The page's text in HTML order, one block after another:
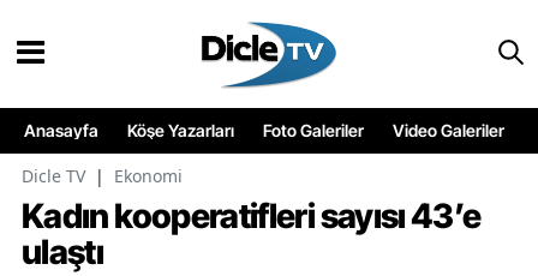
Anasayfa Köşe Yazarları Foto Galeriler Video Galeriler
Dicle TV | Ekonomi
Kadın kooperatifleri sayısı 43’e
ulaştı